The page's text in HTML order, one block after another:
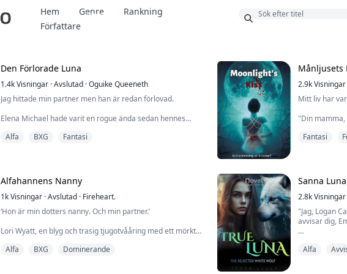
Hem Genre
Rankning
Författare
Bonus
Den Förlorade Luna
1.4kVisningar ·Avslutad ·Oguike Queeneth
Jag hittade min partner men han är redan förlovad.
Elena Michael hade varit en rogue ända sedan hennes
flock eftersom hon bar på Alfa-genen när hon var tio år.
Allt förändrades när hon blev tillfångatagen av en
grannflock medan hon flydde från dem ...
Alfa BXG Fantasi
Månljusets
2.9kVisningar
Mitt liv har
"Din
och var
var det största
Fantasi
Alfahannens Nanny
1kVisningar ·Avslutad · Fireheart.
‘Hon är min dotters nanny. Och min partner.’
Lori Wyatt, en blyg och trasig tjugotvååring med ett mörkt
nanny åt en nyfödd som förlorade sin mamma vid födseln.
Alfa BXG Dominerande
Sanna Luna
2.8kVisningar
"Jag, Logan
avvisar dig,
och jag
Alfa